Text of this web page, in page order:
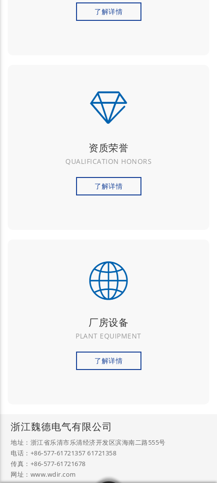
了解详情
资质荣誉
QUALIFICATION HONORS
了解详情
厂房设备
PLANT EQUIPMENT
了解详情
浙江魏德电气有限公司
地址：浙江省乐清市乐清经济开发区滨海南二路555号
电话：+86-577-61721357 61721358
传真：+86-577-61721678
网址：www.wdir.com